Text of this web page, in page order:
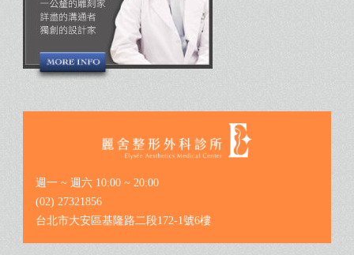
週一 ~ 週六 10:00 ~ 20:00
(02) 27321856
台北市大安區基隆路二段172-1號6樓